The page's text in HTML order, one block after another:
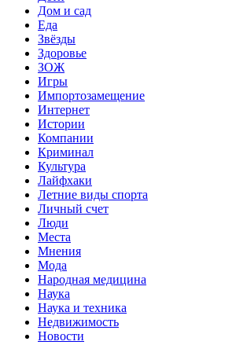
Дом и сад
Еда
Звёзды
Здоровье
ЗОЖ
Игры
Импортозамещение
Интернет
Истории
Компании
Криминал
Культура
Лайфхаки
Летние виды спорта
Личный счет
Люди
Места
Мнения
Мода
Народная медицина
Наука
Наука и техника
Недвижимость
Новости